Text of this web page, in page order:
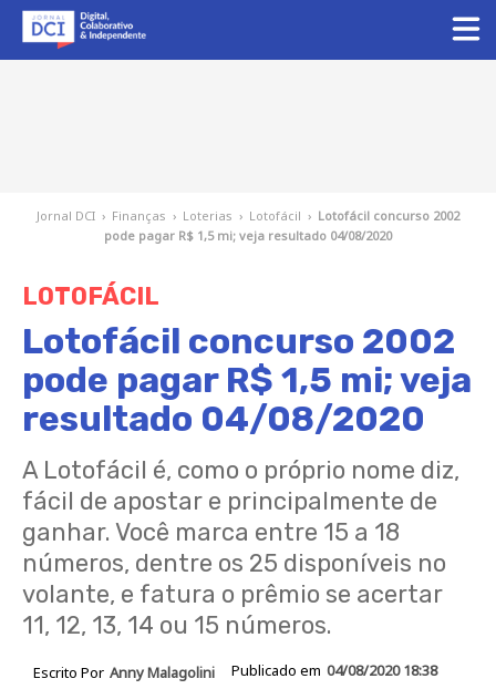
Jornal DCI › Finanças › Loterias › Lotofácil › Lotofácil concurso 2002
pode pagar R$ 1,5 mi; veja resultado 04/08/2020
LOTOFÁCIL
Lotofácil concurso 2002
pode pagar R$ 1,5 mi; veja
resultado 04/08/2020
A Lotofácil é, como o próprio nome diz,
fácil de apostar e principalmente de
ganhar. Você marca entre 15 a 18
números, dentre os 25 disponíveis no
volante, e fatura o prêmio se acertar
11, 12, 13, 14 ou 15 números.
Escrito Por Anny Malagolini Publicado em 04/08/2020 18:38